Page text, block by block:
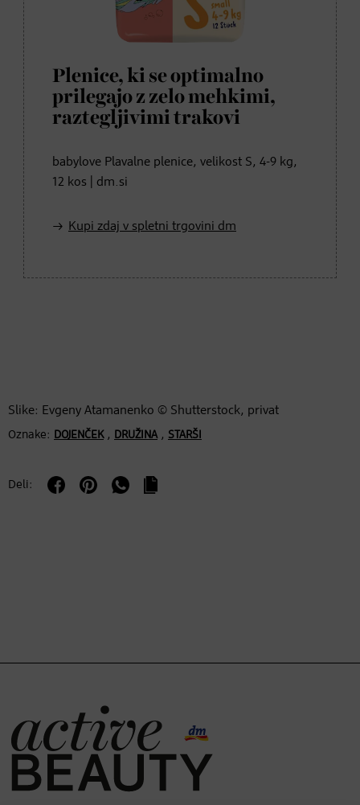
Plenice, ki se optimalno
prilegajo z zelo mehkimi,
raztegljivimi trakovi
babylove Plavalne plenice, velikost S, 4-9 kg,
12 kos | dm.si
Kupi zdaj v spletni trgovini dm
Slike: Evgeny Atamanenko © Shutterstock, privat
Oznake: DOJENČEK, DRUŽINA, STARŠI
Deli: